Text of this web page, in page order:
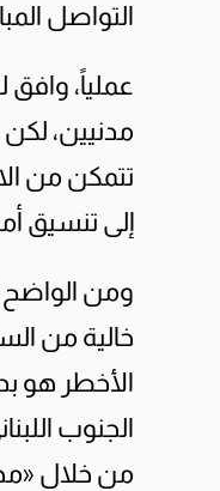
التواصل
عملياً،
مدنيين،
تتمكن من
إلى تنسيق أمني
ومن
خالية من
الجنوب
من خلال